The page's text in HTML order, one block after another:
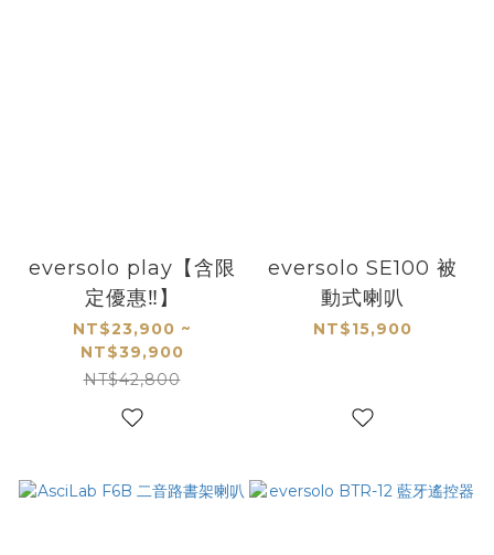
eversolo play【含限
定優惠‼️】
NT$23,900 ~
NT$39,900
NT$42,800
eversolo SE100 被
動式喇叭
NT$15,900